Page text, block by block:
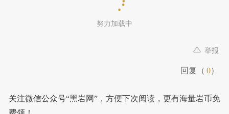
努力加载中
举报
回复（ 0）
关注微信公众号“黑岩网”，方便下次阅读，更有海量岩币免